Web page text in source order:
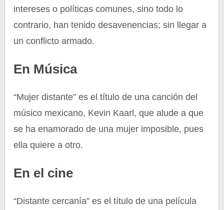
intereses o políticas comunes, sino todo lo
contrario, han tenido desavenencias; sin llegar a
un conflicto armado.
En Música
“Mujer distante” es el título de una canción del
músico mexicano, Kevin Kaarl, que alude a que
se ha enamorado de una mujer imposible, pues
ella quiere a otro.
En el cine
“Distante cercanía” es el título de una película